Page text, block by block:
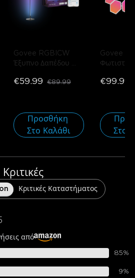
Govee RGBICW
Έξυπνο Δαπέδου
Μαύρο (Συμβατό με
€59.99 €89.99
Προσθήκη
Στο Καλάθι
Govee
τεμαχίων
€99.99
Στο
Κριτικές
Κριτικές Καταστήματος
από
85%
9%